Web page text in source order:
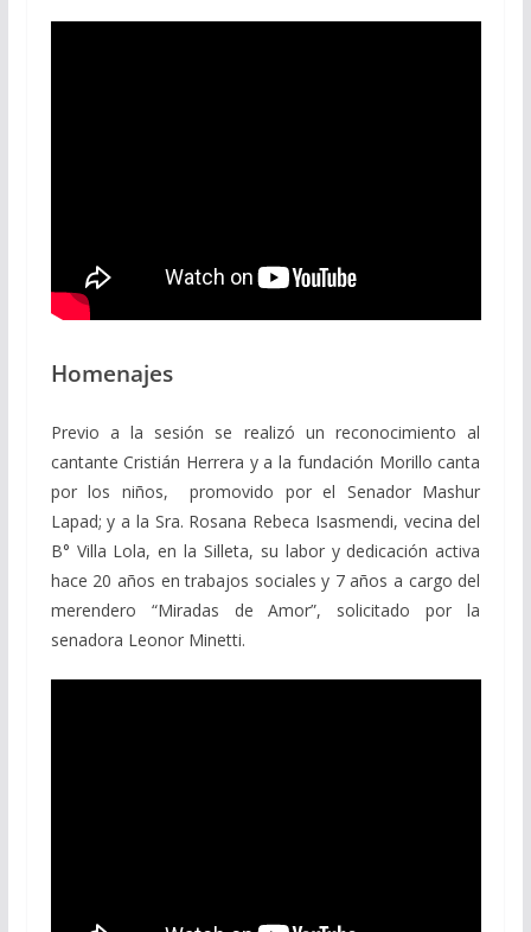
Homenajes
Previo a la sesión se realizó un reconocimiento al
cantante Cristián Herrera y a la fundación Morillo canta
por los niños, promovido por el Senador Mashur
Lapad; y a la Sra. Rosana Rebeca Isasmendi, vecina del
B° Villa Lola, en la Silleta, su labor y dedicación activa
hace 20 años en trabajos sociales y 7 años a cargo del
merendero “Miradas de Amor”, solicitado por la
senadora Leonor Minetti.